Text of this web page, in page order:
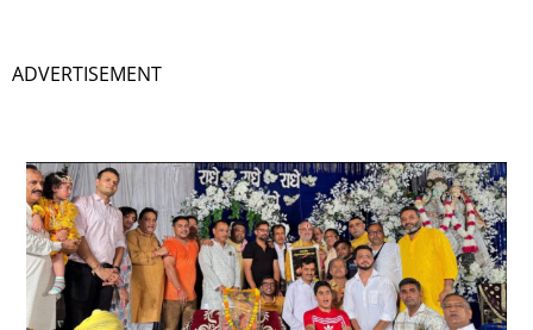
ADVERTISEMENT